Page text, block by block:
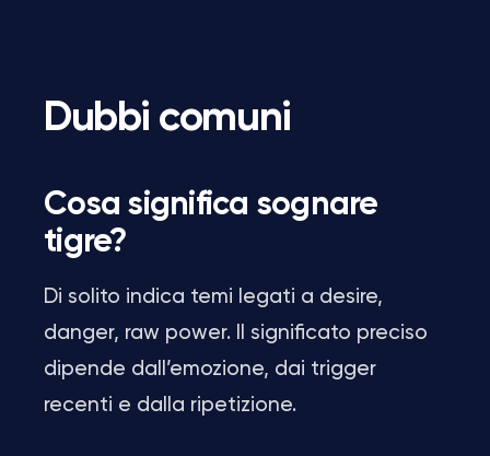
Dubbi comuni
Cosa significa sognare
tigre?
Di solito indica temi legati a desire,
danger, raw power. Il significato preciso
dipende dall’emozione, dai trigger
recenti e dalla ripetizione.